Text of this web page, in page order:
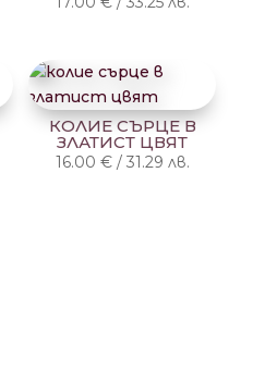
29.34
лв.
КОЛИЕ СЪРЦЕ В
ЗЛАТИСТ ЦВЯТ
16.00 € / 31.29 лв.